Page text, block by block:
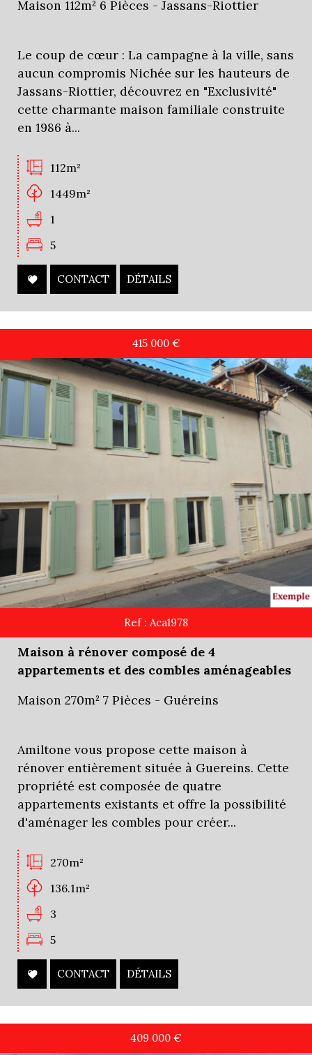
Maison 112m² 6 Pièces - Jassans-Riottier
Le coup de cœur : La campagne à la ville, sans
aucun compromis Nichée sur les hauteurs de
Jassans-Riottier, découvrez en "Exclusivité"
cette charmante maison familiale construite
en 1986 à...
112m²
1449m²
1
5
CONTACT DÉTAILS
415 000 €
Ref : Aca1978
Maison à rénover composé de 4
appartements et des combles aménageables
Maison 270m² 7 Pièces - Guéreins
Amiltone vous propose cette maison à
rénover entièrement située à Guereins. Cette
propriété est composée de quatre
appartements existants et offre la possibilité
d'aménager les combles pour créer...
270m²
136.1m²
3
5
CONTACT DÉTAILS
409 000 €